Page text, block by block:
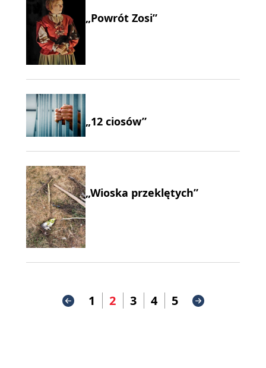
„Powrót Zosi”
„12 ciosów”
„Wioska przeklętych”
1 2 3 4 5